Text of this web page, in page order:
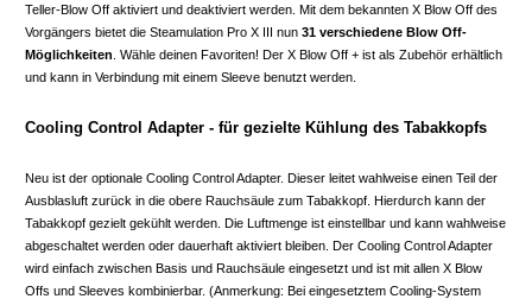
Teller-Blow Off aktiviert und deaktiviert werden. Mit dem bekannten X Blow Off des
Vorgängers bietet die Steamulation Pro X III nun 31 verschiedene Blow Off-
Möglichkeiten . Wähle deinen Favoriten! Der X Blow Off + ist als Zubehör erhältlich
und kann in Verbindung mit einem Sleeve benutzt werden.
Cooling Control Adapter - für gezielte Kühlung des Tabakkopfs
Neu ist der optionale Cooling Control Adapter. Dieser leitet wahlweise einen Teil der
Ausblasluft zurück in die obere Rauchsäule zum Tabakkopf. Hierdurch kann der
Tabakkopf gezielt gekühlt werden. Die Luftmenge ist einstellbar und kann wahlweise
abgeschaltet werden oder dauerhaft aktiviert bleiben. Der Cooling Control Adapter
wird einfach zwischen Basis und Rauchsäule eingesetzt und ist mit allen X Blow
Offs und Sleeves kombinierbar. (Anmerkung: Bei eingesetztem Cooling-System